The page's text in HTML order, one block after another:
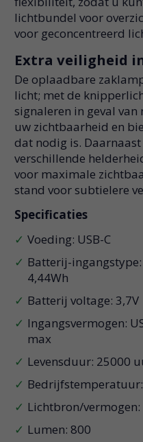
lichtbundel voor
voor geconcentreerd
Extra veiligheid
De oplaadbare
licht; met de
signaleren in geval van
uw zichtbaarheid en
dat nodig is.
verschillende
voor maximale
stand voor subtielere
Specificaties
Voeding: USB-C
Batterij-
4,44Wh
Batterij voltage: 3,7V
Ingangsvermogen:
max
Levensduur: 25000
Bedrijfstemperatuur:
Lichtbron/vermogen:
Lumen: 800